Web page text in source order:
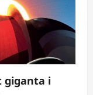
giganta i